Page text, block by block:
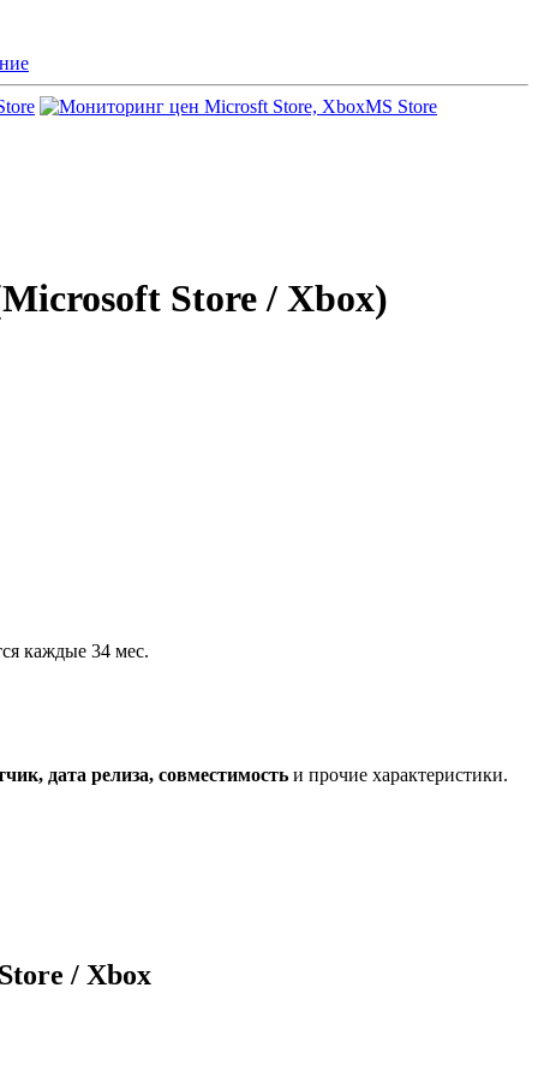
MS Store
Store / Xbox)
каждые 34 мес.
дата релиза, совместимость и прочие характеристики.
/ Xbox